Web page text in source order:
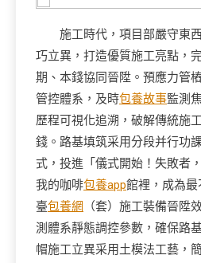
施工時代，項目部嚴守東
巧立異，打造優質施工亮點，
期、本錢協同晉陞。預應力管
管控體系，及時包養故事監測
歷程可視化追溯，破解傳統施
錢。路基填筑采用分段并行功
式，投進「儀式開始！失敗者
我的咖啡包養app館裡，成為
臺包養網
（套）施工裝備晉陞
測體系靜態調控參數，確保路
帽施工立異采用土模法工藝，